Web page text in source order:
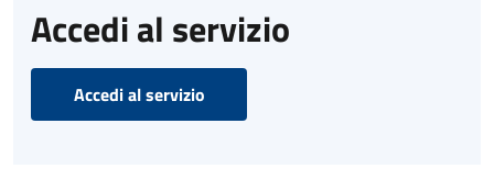
Accedi al servizio
Accedi al servizio